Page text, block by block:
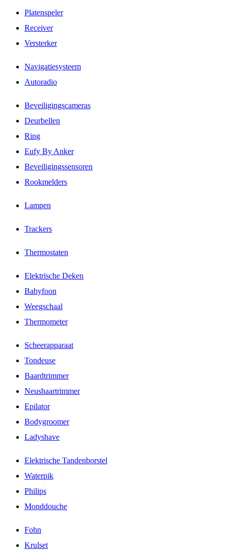
Platenspeler
Receiver
Versterker
Navigatiesysteem
Autoradio
Beveiligingscameras
Deurbellen
Ring
Eufy By Anker
Beveiligingssensoren
Rookmelders
Lampen
Trackers
Thermostaten
Elektrische Deken
Babyfoon
Weegschaal
Thermometer
Scheerapparaat
Tondeuse
Baardtrimmer
Neushaartrimmer
Epilator
Bodygroomer
Ladyshave
Elektrische Tandenborstel
Waterpik
Philips
Monddouche
Fohn
Krulset